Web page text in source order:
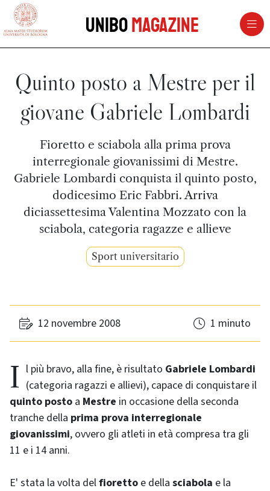
vai al contenuto della pagina
UniboMagazine
Quinto posto a Mestre per il
giovane Gabriele Lombardi
Fioretto e sciabola alla prima prova
interregionale giovanissimi di Mestre.
Gabriele Lombardi conquista il quinto posto,
dodicesimo Eric Fabbri. Arriva
diciassettesima Valentina Mozzato con la
sciabola, categoria ragazze e allieve
Sport universitario
12 novembre 2008 1 minuto
Il più bravo, alla fine, è risultato Gabriele Lombardi
(categoria ragazzi e allievi), capace di conquistare il
quinto posto a Mestre in occasione della seconda
tranche della prima prova interregionale
giovanissimi, ovvero gli atleti in età compresa tra gli
11 e i 14 anni.
E' stata la volta delfioretto e della sciabola e la